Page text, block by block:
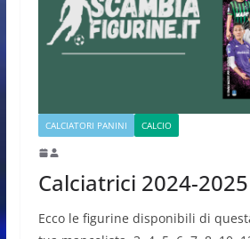
CALCIATORI PANINI CALCIO
Calciatrici 2024-
Ecco le figurine disponibili di